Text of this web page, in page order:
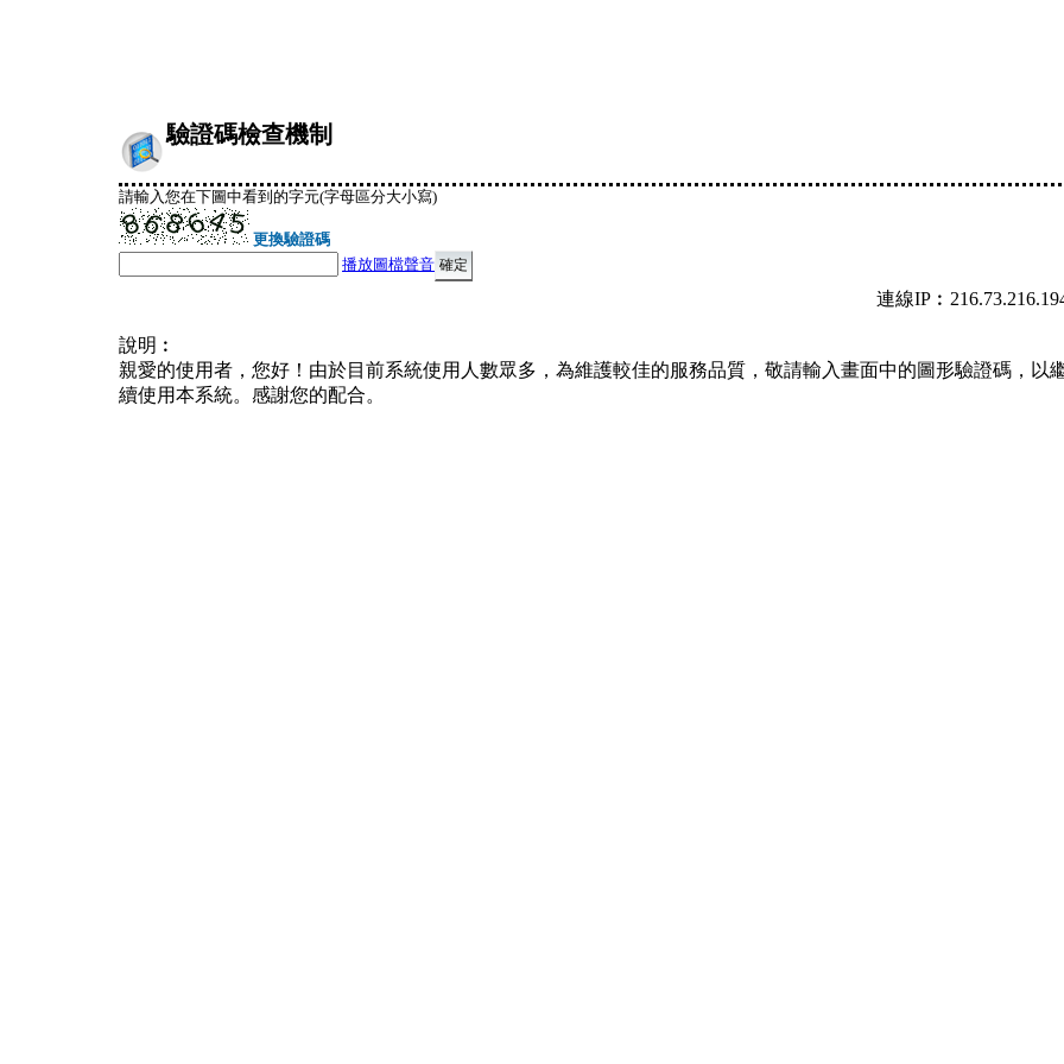
驗證碼檢查機制
請輸入您在下圖中看到的字元(字母區分大小寫)
更換驗證碼
播放圖檔聲音
連線
說明︰
親愛的使用者，您好！由於目前系統使用人數眾多，為維護較佳的服務品質，敬請輸入畫面中的圖形驗證碼，以
續使用本系統。感謝您的配合。